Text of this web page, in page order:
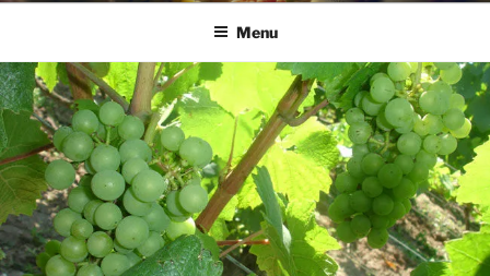
Menu